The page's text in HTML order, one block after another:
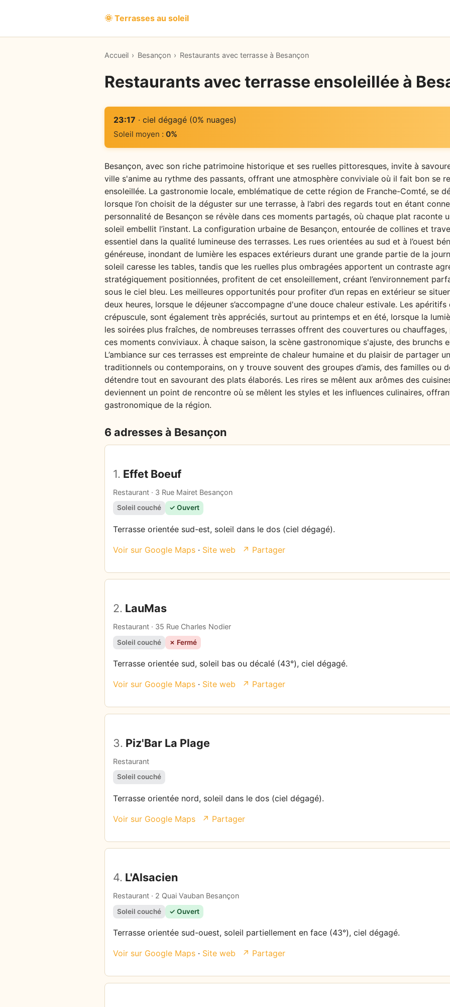
🌞 Terrasses au soleil
Accueil › Besançon › Restaurants avec terrasse à Besançon
Restaurants avec terrasse ensoleillée à
23:17 · ciel dégagé (0% nuages)
Soleil moyen : 0%
Besançon, avec son riche patrimoine historique et ses ruelles pittoresques, invite à
ville s'anime au rythme des passants, offrant une atmosphère conviviale où il fait bon se
ensoleillée. La gastronomie locale, emblématique de cette région de Franche-Comté, se
lorsque l’on choisit de la déguster sur une terrasse, à l’abri des regards tout en étant
personnalité de Besançon se révèle dans ces moments partagés, où chaque plat raconte
soleil embellit l’instant. La configuration urbaine de Besançon, entourée de collines et
essentiel dans la qualité lumineuse des terrasses. Les rues orientées au sud et à l’ouest
généreuse, inondant de lumière les espaces extérieurs durant une grande partie de la
soleil caresse les tables, tandis que les ruelles plus ombragées apportent un contraste
stratégiquement positionnées, profitent de cet ensoleillement, créant l’environnement
sous le ciel bleu. Les meilleures opportunités pour profiter d’un repas en extérieur se
deux heures, lorsque le déjeuner s’accompagne d'une douce chaleur estivale. Les
crépuscule, sont également très appréciés, surtout au printemps et en été, lorsque la
les soirées plus fraîches, de nombreuses terrasses offrent des couvertures ou
ces moments conviviaux. À chaque saison, la scène gastronomique s'ajuste, des brunchs
L’ambiance sur ces terrasses est empreinte de chaleur humaine et du plaisir de partager
traditionnels ou contemporains, on y trouve souvent des groupes d’amis, des familles ou
détendre tout en savourant des plats élaborés. Les rires se mêlent aux arômes des
deviennent un point de rencontre où se mêlent les styles et les influences culinaires,
gastronomique de la région.
6 adresses à Besançon
1. Effet Boeuf
Restaurant · 3 Rue Mairet Besançon
Soleil couché ✓ Ouvert
Terrasse orientée sud-est, soleil dans le dos (ciel dégagé).
Voir sur Google Maps · Site web ↗ Partager
2. LauMas
Restaurant · 35 Rue Charles Nodier
Soleil couché ✗ Fermé
Terrasse orientée sud, soleil bas ou décalé (43°), ciel dégagé.
Voir sur Google Maps · Site web ↗ Partager
3. Piz'Bar La Plage
Restaurant
Soleil couché
Terrasse orientée nord, soleil dans le dos (ciel dégagé).
Voir sur Google Maps ↗ Partager
4. L'Alsacien
Restaurant · 2 Quai Vauban Besançon
Soleil couché ✓ Ouvert
Terrasse orientée sud-ouest, soleil partiellement en face (43°), ciel dégagé.
Voir sur Google Maps · Site web ↗ Partager